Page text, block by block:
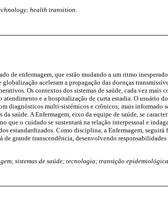
health transition.
de enfermagem, que estão mudando a um ritmo
aceleram a propagação das doenças
Os contextos dos sistemas de saúde, cada vez mais
e a hospitalização de curta estadia. O usuário
diagnósticos multi-sistémicos e crônicos; mais informado
saúde. A Enfermagem, eixo da equipe de saúde, se
que o cuidado se sustentará na relação interpessoal e
estandardizados. Como disciplina, a Enfermagem, seguirá
de grande transcendência, desenvolvendo responsabilidades
sistemas de saúde; tecnologia; transição epidemiológica.